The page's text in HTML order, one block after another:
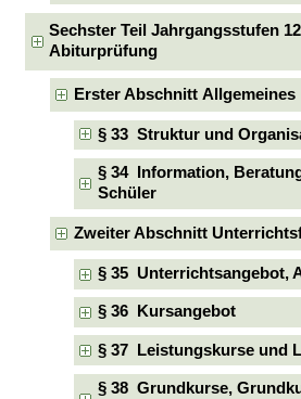
Sechster Teil Jahrgangsstufen
Abiturprüfung
Erster Abschnitt Allgemeines
§ 33 Struktur und
§ 34 Information,
Schüler
Zweiter Abschnitt
§ 35 Unterrichtsangebot,
§ 36 Kursangebot
§ 37 Leistungskurse und
§ 38 Grundkurse,